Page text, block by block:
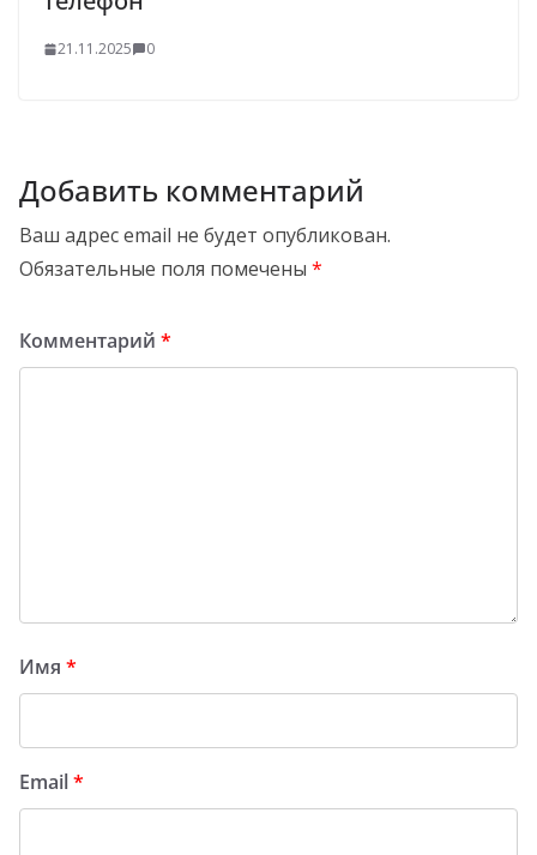
21.11.2025 0
Добавить комментарий
Ваш адрес email не будет опубликован.
Обязательные поля помечены *
Комментарий *
Имя *
Email*